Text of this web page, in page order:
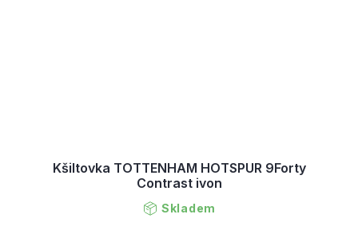
Kšiltovka TOTTENHAM HOTSPUR 9Forty
Contrast ivon
Skladem